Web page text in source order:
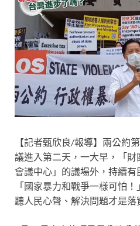
【記者甄欣良/報導】兩公約
議進入第二天，一大早，「
會議中心」的議場外，持續
「國家暴力和戰爭一樣可怕
聽人民心聲、解決問題才是落